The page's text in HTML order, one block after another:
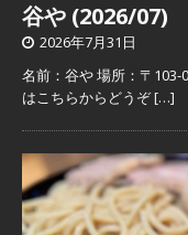
谷や (2026/07)
2026年7月31日
名前：谷や 場所：〒103-
はこちらからどうぞ[…]